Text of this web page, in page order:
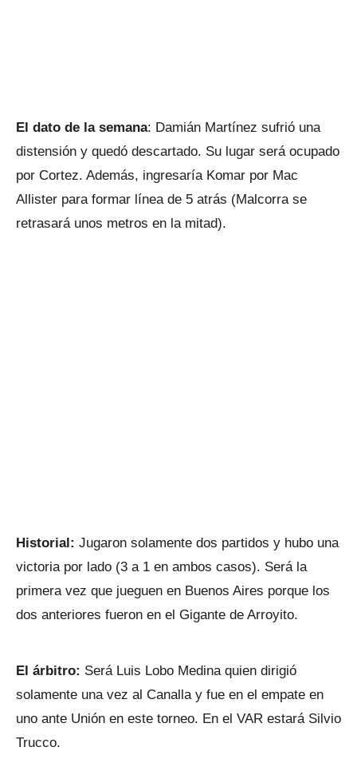
El dato de la semana: Damián Martínez sufrió una
distensión y quedó descartado. Su lugar será ocupado
por Cortez. Además, ingresaría Komar por Mac
Allister para formar línea de 5 atrás (Malcorra se
retrasará unos metros en la mitad).
Historial: Jugaron solamente dos partidos y hubo una
victoria por lado (3 a 1 en ambos casos). Será la
primera vez que jueguen en Buenos Aires porque los
dos anteriores fueron en el Gigante de Arroyito.
El árbitro: Será Luis Lobo Medina quien dirigió
solamente una vez al Canalla y fue en el empate en
uno ante Unión en este torneo. En el VAR estará Silvio
Trucco.